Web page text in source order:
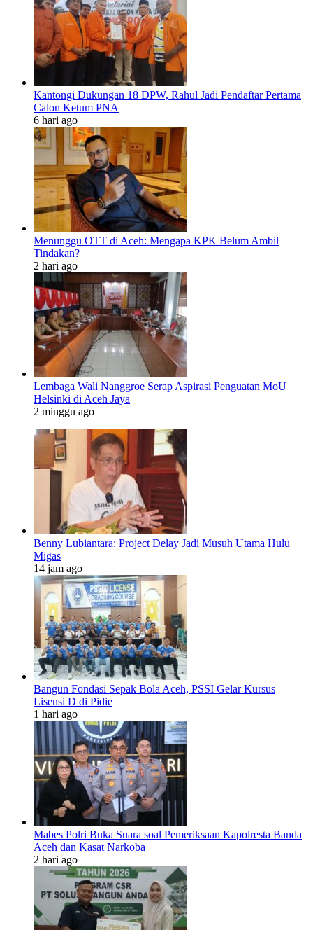
Kantongi Dukungan 18 DPW, Rahul Jadi Pendaftar Pertama
Calon Ketum PNA
6 hari ago
Menunggu OTT di Aceh: Mengapa KPK Belum Ambil
Tindakan?
2 hari ago
Lembaga Wali Nanggroe Serap Aspirasi Penguatan MoU
Helsinki di Aceh Jaya
2 minggu ago
Benny Lubiantara: Project Delay Jadi Musuh Utama Hulu
Migas
14 jam ago
Bangun Fondasi Sepak Bola Aceh, PSSI Gelar Kursus
Lisensi D di Pidie
1 hari ago
Mabes Polri Buka Suara soal Pemeriksaan Kapolresta Banda
Aceh dan Kasat Narkoba
2 hari ago